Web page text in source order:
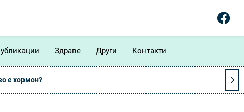
Здраве Други Контакти
е хормон?